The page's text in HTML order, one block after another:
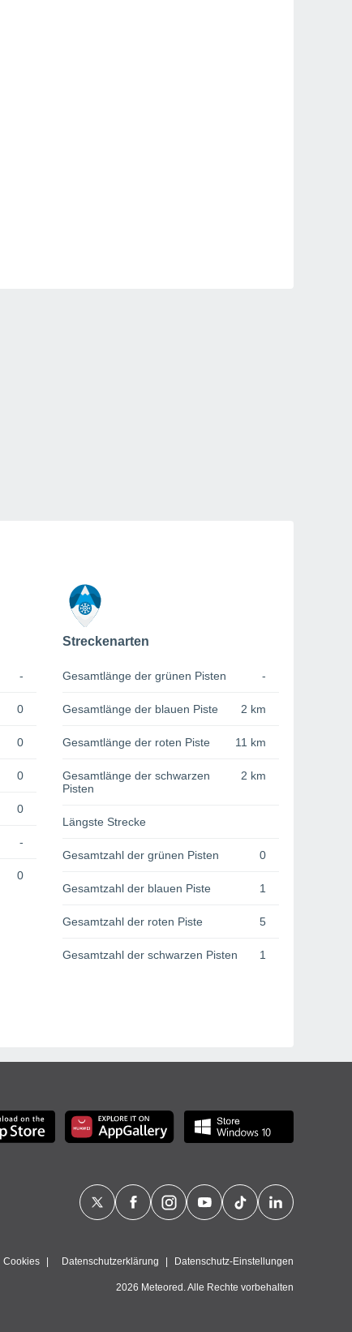
-
0
0
0
0
-
0
Streckenarten
Gesamtlänge der grünen Pisten -
Gesamtlänge der blauen Piste 2 km
Gesamtlänge der roten Piste 11 km
Gesamtlänge der schwarzen
Pisten
2 km
Längste Strecke
Gesamtzahl der grünen Pisten 0
Gesamtzahl der blauen Piste 1
Gesamtzahl der roten Piste 5
Gesamtzahl der schwarzen Pisten 1
Cookies Datenschutzerklärung Datenschutz-Einstellungen
2026 Meteored. Alle Rechte vorbehalten